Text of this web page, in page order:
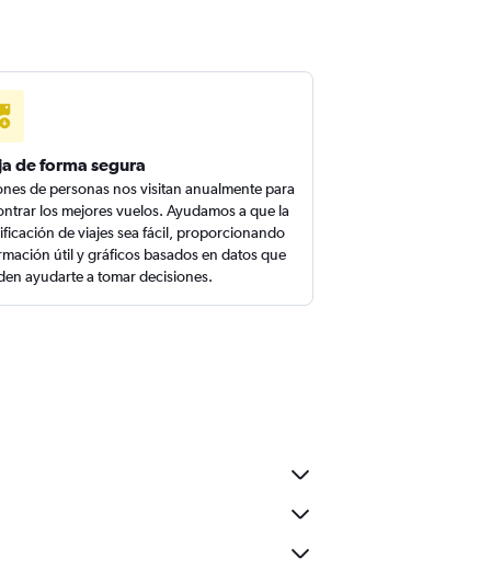
de forma segura
de personas nos visitan anualmente para
los mejores vuelos. Ayudamos a que la
de viajes sea fácil, proporcionando
útil y gráficos basados en datos que
ayudarte a tomar decisiones.